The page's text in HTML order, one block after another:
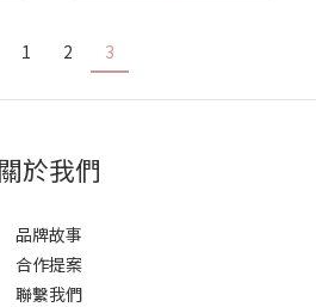
1 2 3
關於我們
品牌故事
合作提案
聯繫我們